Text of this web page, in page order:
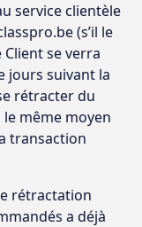
service clientèle
(s’il le
Client se verra
jours suivant la
rétracter du
même moyen
transaction
rétractation
a déjà